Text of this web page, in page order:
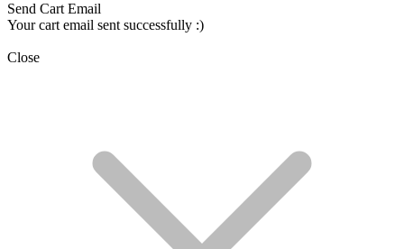
Send Cart Email
Your cart email sent successfully :)
Close